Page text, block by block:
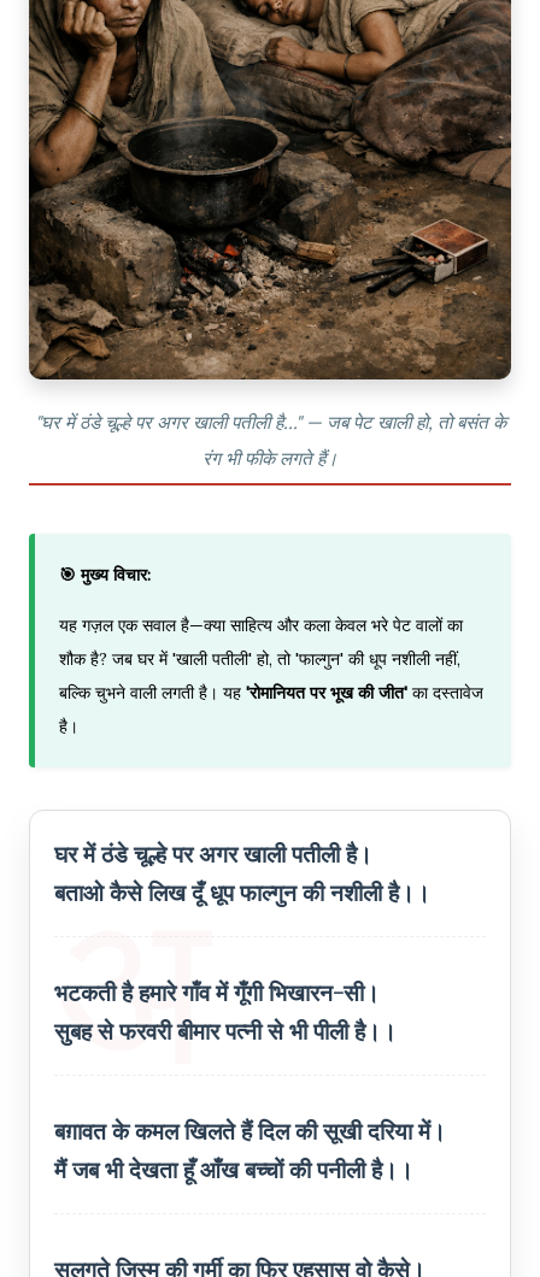
"घर में ठंडे चूल्हे पर अगर खाली पतीली है..." — जब पेट खाली हो, तो बसंत के
रंग भी फीके लगते हैं।
🎯 मुख्य विचार:
यह गज़ल एक सवाल है—क्या साहित्य और कला केवल भरे पेट वालों का
शौक है? जब घर में 'खाली पतीली' हो, तो 'फाल्गुन' की धूप नशीली नहीं,
बल्कि चुभने वाली लगती है। यह 'रोमानियत पर भूख की जीत' का दस्तावेज
है।
घर में ठंडे चूल्हे पर अगर खाली पतीली है।
बताओ कैसे लिख दूँ धूप फाल्गुन की नशीली है।।
भटकती है हमारे गाँव में गूँगी भिखारन-सी।
सुबह से फरवरी बीमार पत्नी से भी पीली है।।
बग़ावत के कमल खिलते हैं दिल की सूखी दरिया में।
मैं जब भी देखता हूँ आँख बच्चों की पनीली है।।
सुलगते जिस्म की गर्मी का फिर एहसास वो कैसे।